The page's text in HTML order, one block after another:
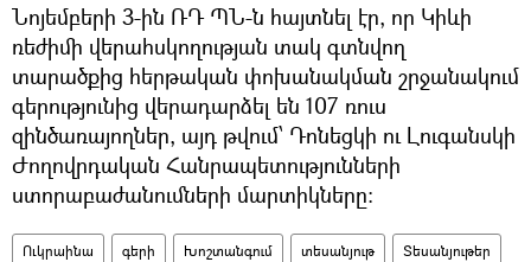
Նոյեմբերի 3-ին ՌԴ ՊՆ-ն հայտնել էր, որ Կիևի
ռեժիմի վերահսկողության տակ գտնվող
տարածքից հերթական փոխանակման շրջանակում
գերությունից վերադարձել են 107 ռուս
զինծառայողներ, այդ թվում՝ Դոնեցկի ու Լուգանսկի
Ժողովրդական Հանրապետությունների
ստորաբաժանումների մարտիկները:
Ուկրաինա գերի Խոշտանգում տեսանյութ Տեսանյութեր